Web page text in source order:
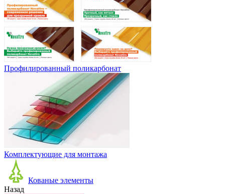
Профилированный поликарбонат
Комплектующие для монтажа
Кованые элементы
Назад